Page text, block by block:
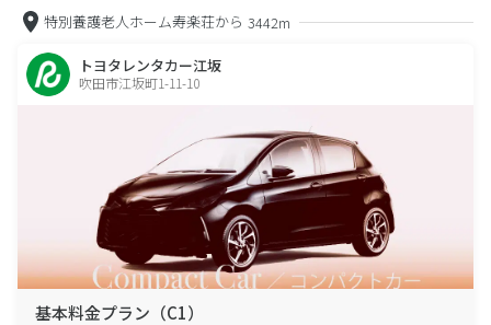
特別養護老人ホーム寿楽荘から 3442m
トヨタレンタカー江坂
吹田市江坂町1-11-10
基本料金プラン（C1）